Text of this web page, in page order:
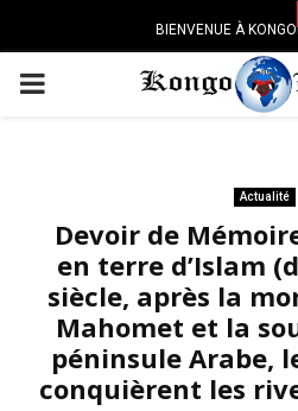
BIENVENUE À
PRIMARY
Actualité
Devoir de
en terre d’Islam
siècle, après la
Mahomet et la
péninsule Arabe,
conquièrent les